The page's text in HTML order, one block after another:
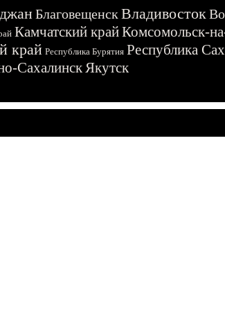
БлаговещенскВладивосток
Камчатский крайКомсомольск-
край Республика Бурятия Республика
СахалинскЯкутск